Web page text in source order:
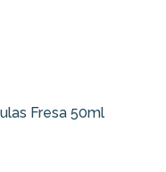
Fresa 50ml